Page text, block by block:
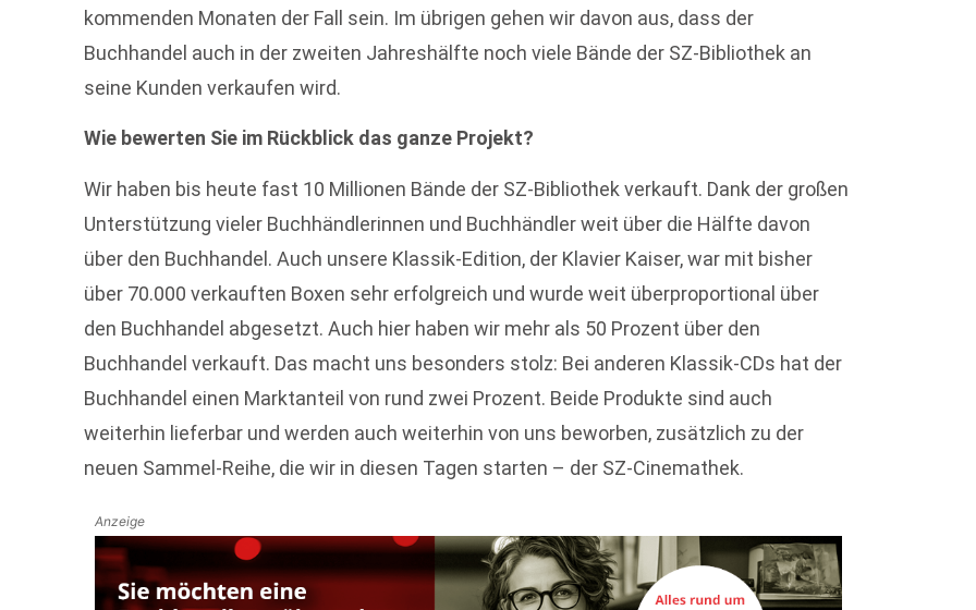
kommenden Monaten der Fall sein. Im übrigen gehen wir davon aus, dass der
Buchhandel auch in der zweiten Jahreshälfte noch viele Bände der SZ-Bibliothek an
seine Kunden verkaufen wird.
Wie bewerten Sie im Rückblick das ganze Projekt?
Wir haben bis heute fast 10 Millionen Bände der SZ-Bibliothek verkauft. Dank der großen
Unterstützung vieler Buchhändlerinnen und Buchhändler weit über die Hälfte davon
über den Buchhandel. Auch unsere Klassik-Edition, der Klavier Kaiser, war mit bisher
über 70.000 verkauften Boxen sehr erfolgreich und wurde weit überproportional über
den Buchhandel abgesetzt. Auch hier haben wir mehr als 50 Prozent über den
Buchhandel verkauft. Das macht uns besonders stolz: Bei anderen Klassik-CDs hat der
Buchhandel einen Marktanteil von rund zwei Prozent. Beide Produkte sind auch
weiterhin lieferbar und werden auch weiterhin von uns beworben, zusätzlich zu der
neuen Sammel-Reihe, die wir in diesen Tagen starten – der SZ-Cinemathek.
Anzeige